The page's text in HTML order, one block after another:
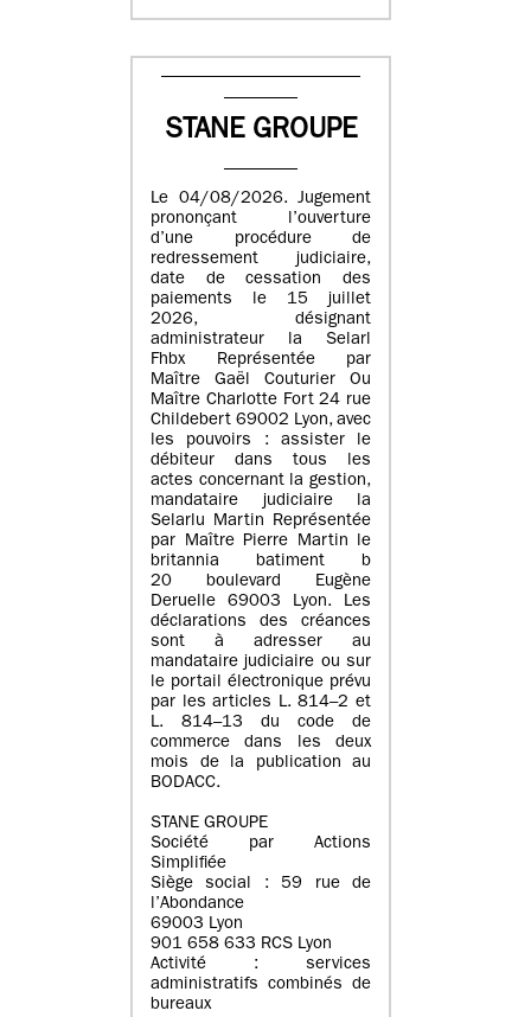
STANE GROUPE
Le 04/08/2026. Jugement
prononçant l’ouverture
d’une procédure de
redressement judiciaire,
date de cessation des
paiements le 15 juillet
2026, désignant
administrateur la Selarl
Fhbx Représentée par
Maître Gaël Couturier Ou
Maître Charlotte Fort 24 rue
Childebert 69002 Lyon, avec
les pouvoirs : assister le
débiteur dans tous les
actes concernant la gestion,
mandataire judiciaire la
Selarlu Martin Représentée
par Maître Pierre Martin le
britannia batiment b
20 boulevard Eugène
Deruelle 69003 Lyon. Les
déclarations des créances
sont à adresser au
mandataire judiciaire ou sur
le portail électronique prévu
par les articles L. 814–2 et
L. 814–13 du code de
commerce dans les deux
mois de la publication au
BODACC.
STANE GROUPE
Société par Actions
Simplifiée
Siège social : 59 rue de
l’Abondance
69003 Lyon
901 658 633 RCS Lyon
Activité : services
administratifs combinés de
bureaux